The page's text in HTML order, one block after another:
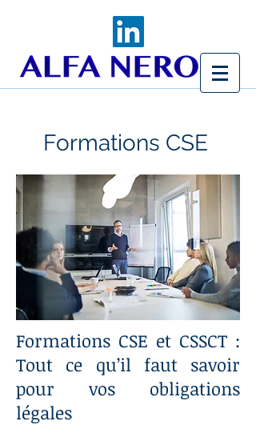
Formations CSE
Formations CSE et CSSCT :
Tout ce qu’il faut savoir
pour vos obligations
légales